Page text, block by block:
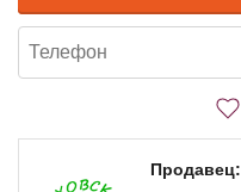
Продавец: